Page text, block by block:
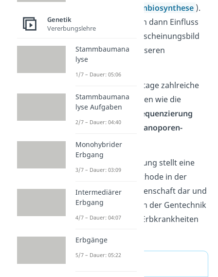
Proteinbiosynthese ).
Die Proteine nehmen dann Einfluss
auf dann äußeres Erscheinungsbild
Phänotyp) oder unseren
Zellstoffwechsel.
Es existieren heutzutage zahlreiche
Sequenzierungsfahren wie die
klassischeSanger Sequenzierung
oder die moderne
Nanoporen-
Sequenzierung
Die DNA Sequenzierung stellt eine
wichtige Analysemethode in der
Forschung und Wissenschaft dar und
findet zum Beispiel in der Gentechnik
zur Erkennung von Erbkrankheiten
Genetik
Vererbungslehre
Stammbaumana
lyse
1/7 – Dauer: 05:06
Stammbaumana
lyse Aufgaben
2/7 – Dauer: 04:40
Monohybrider
Erbgang
3/7 – Dauer: 03:09
Intermediärer
Erbgang
4/7 – Dauer: 04:07
Erbgänge
5/7 – Dauer: 05:22